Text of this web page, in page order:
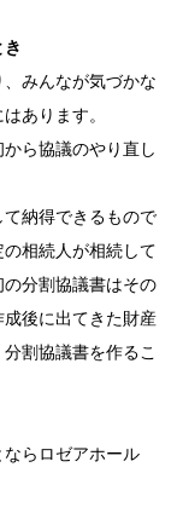
みんなが気づかな
あります。
ら協議のやり直し
納得できるもので
相続人が相続して
分割協議書はその
後に出てきた財産
割協議書を作るこ
らロゼアホール